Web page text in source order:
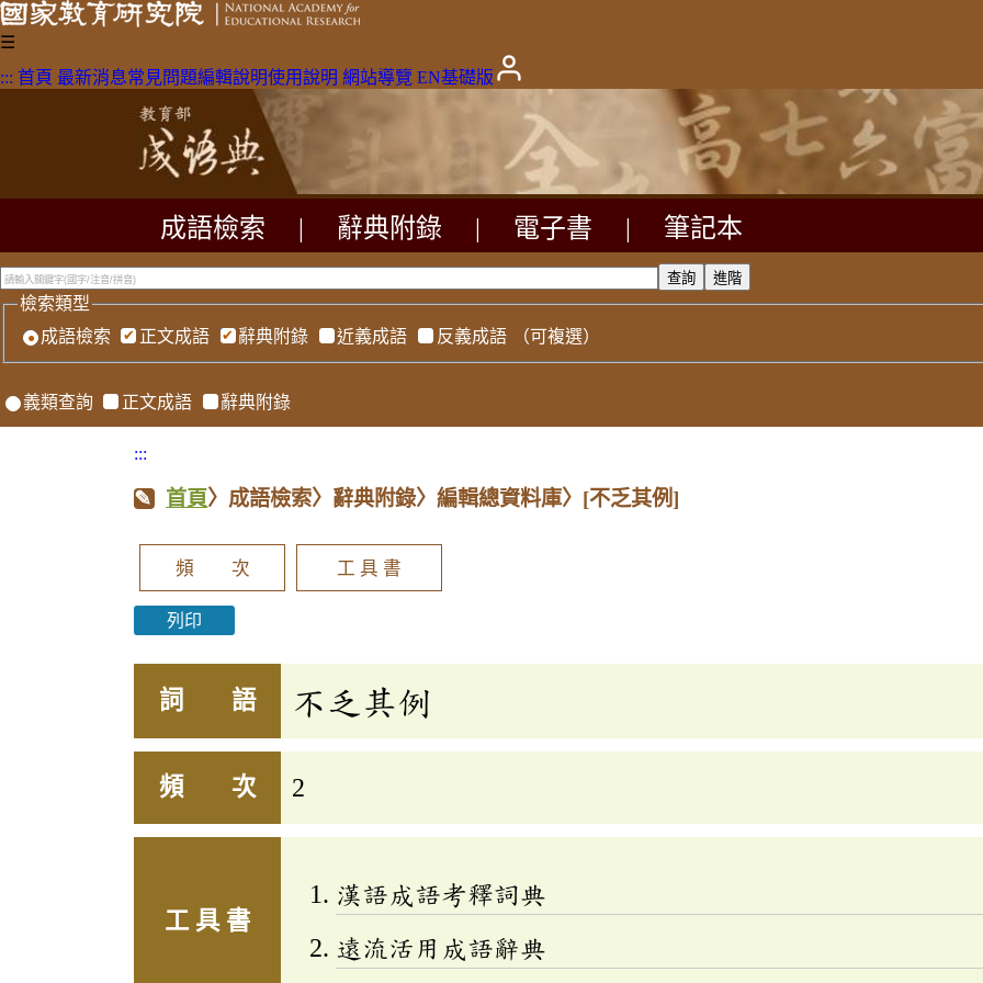
☰
::: 首頁 最新消息常見問題編輯說明使用說明 網站導覽 EN基礎版
成語檢索 辭典附錄 電子書 筆記本
檢索類型
成語檢索
正文成語 辭典附錄 近義成語 反義成語 （可複選）
義類查詢 正文成語 辭典附錄
:::
首頁〉成語檢索〉辭典附錄〉編輯總資料庫〉 [不乏其例]
頻 次 工 具 書
列印
詞 語 不乏其例
頻 次 2
工 具 書
漢語成語考釋詞典
遠流活用成語辭典